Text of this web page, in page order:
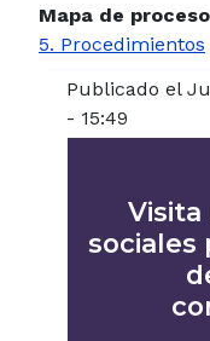
Mapa de
5. Procedimientos
Publicado el
- 15:49
Visita
sociales